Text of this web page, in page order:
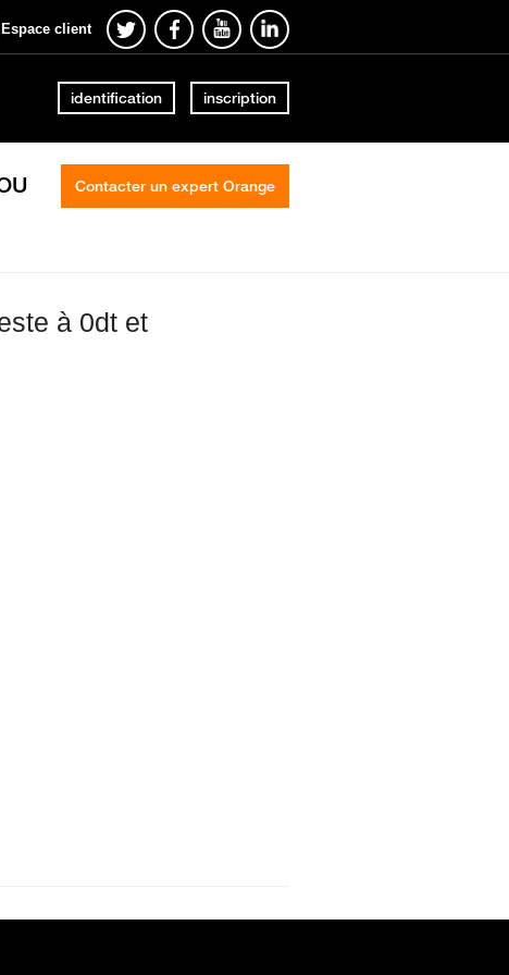
Espace client
identification inscription
Contacter un expert Orange
à 0dt et